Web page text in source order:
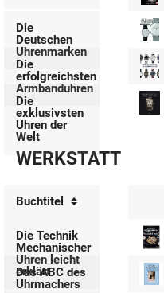
Die
Deutschen
Uhrenmarken
Die
erfolgreichsten
Armbanduhren
Die
exklusivsten
Uhren der
Welt
WERKSTATT
Buchtitel
Die Technik
Mechanischer
Uhren leicht
erklärt
Das ABC des
Uhrmachers